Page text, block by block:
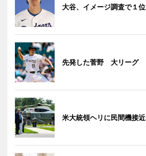
大谷、イメージ調査で１位
先発した菅野 大リーグ
米大統領ヘリに民間機接近